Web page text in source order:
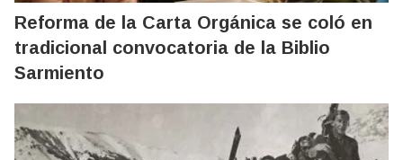
Reforma de la Carta Orgánica se coló en
tradicional convocatoria de la Biblio
Sarmiento